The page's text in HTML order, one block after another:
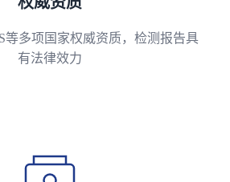
等多项国家权威资质，检测报告具
有法律效力